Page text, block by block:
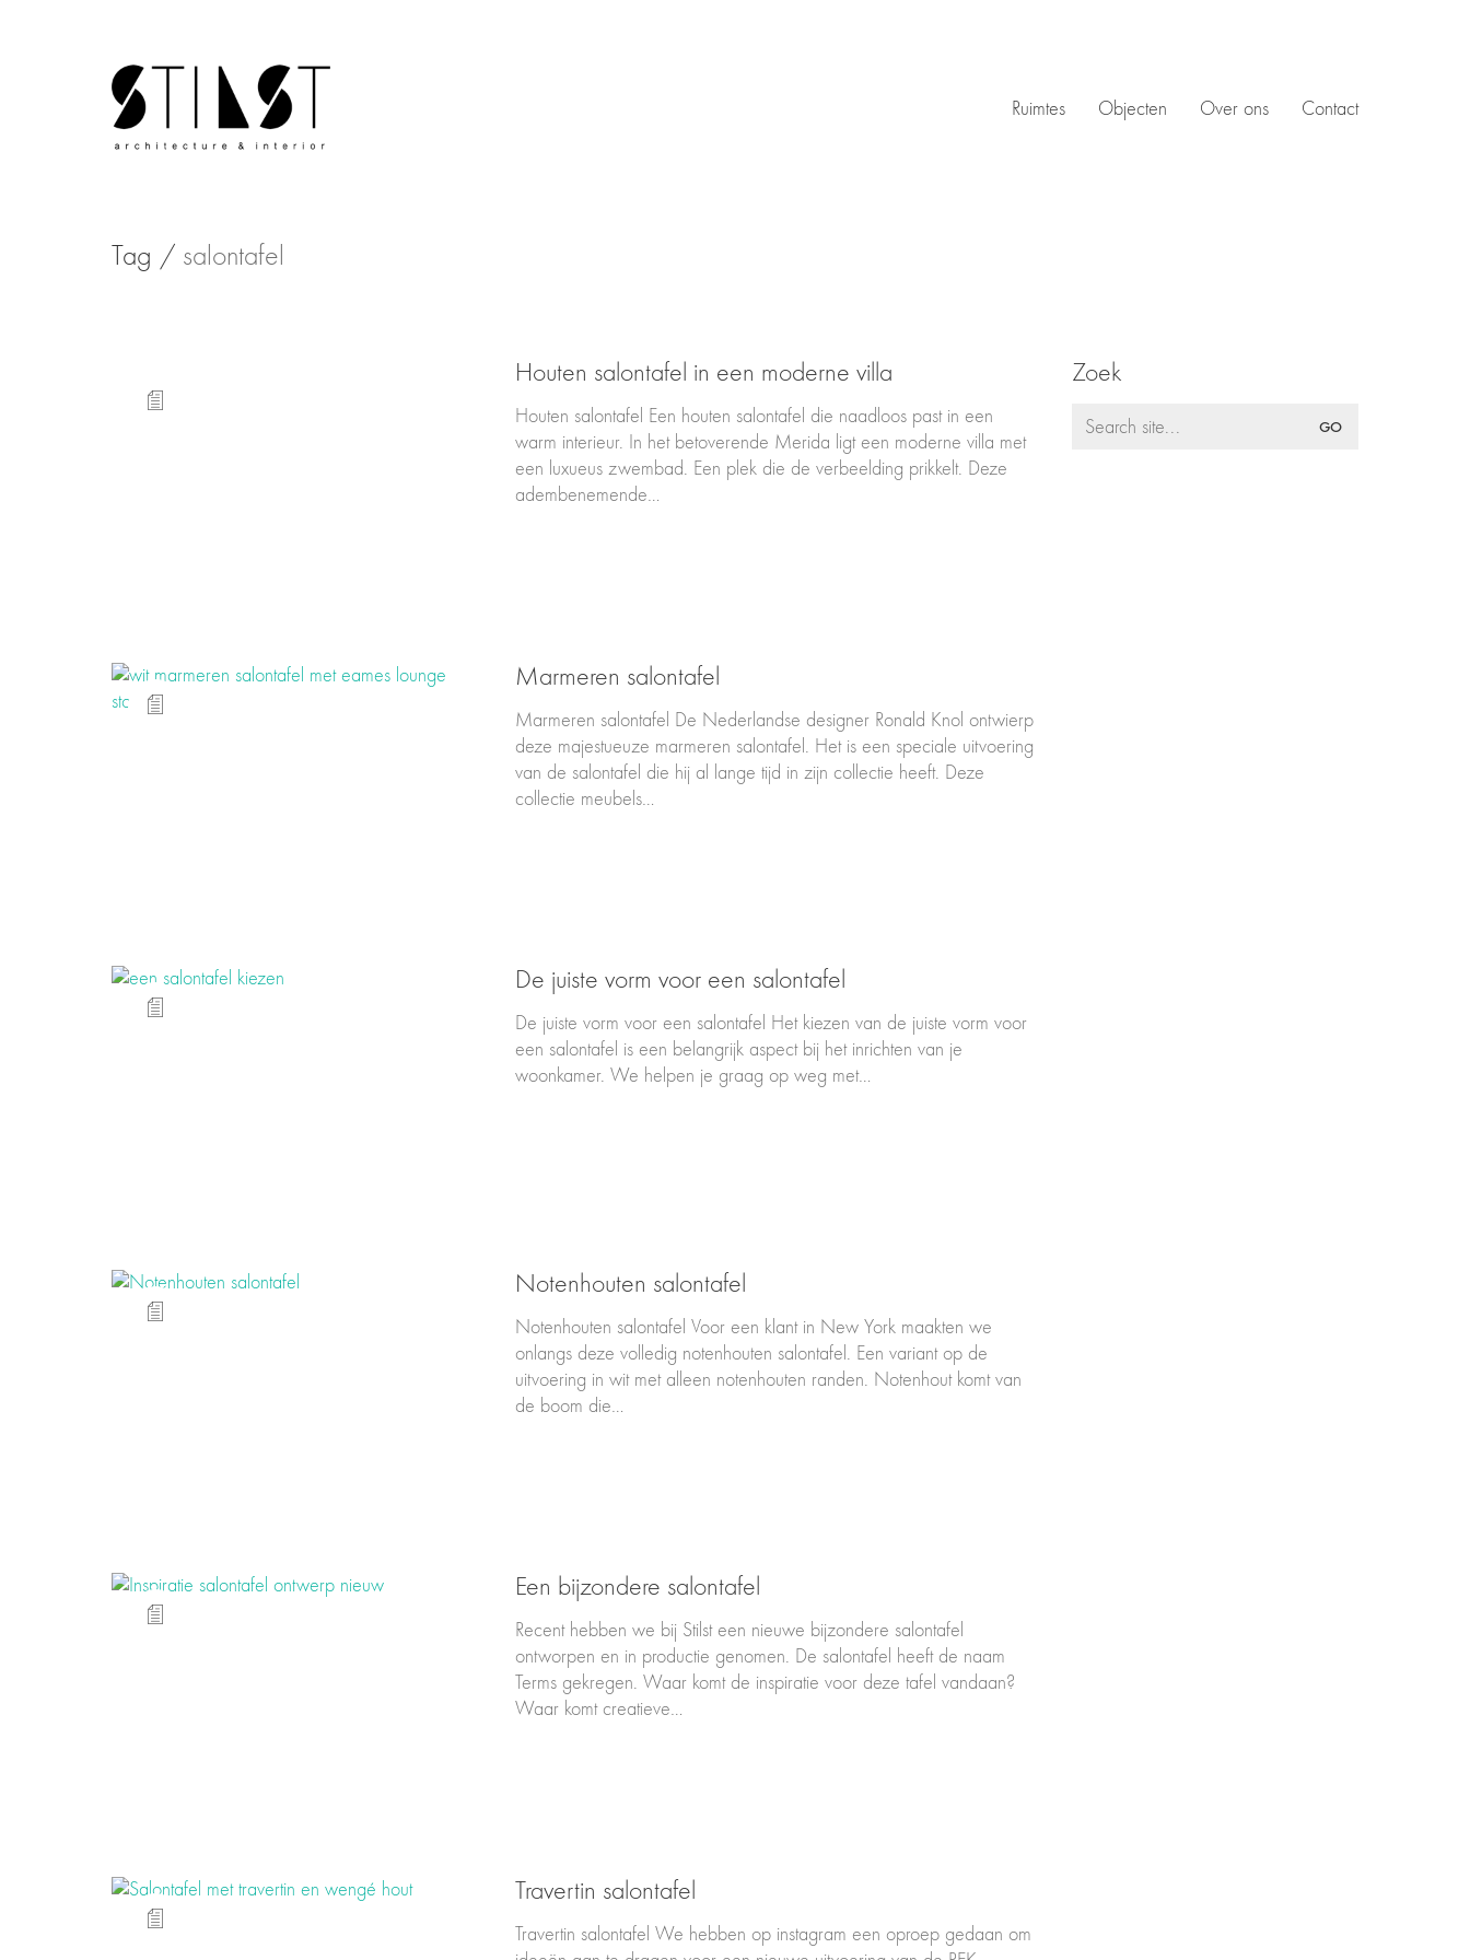
Ruimtes Objecten Over ons Contact
Tag / salontafel
Houten salontafel in een moderne villa
Houten salontafel Een houten salontafel die naadloos past in een
warm interieur. In het betoverende Merida ligt een moderne villa met
een luxueus zwembad. Een plek die de verbeelding prikkelt. Deze
adembenemende…
Marmeren salontafel
Marmeren salontafel De Nederlandse designer Ronald Knol ontwierp
deze majestueuze marmeren salontafel. Het is een speciale uitvoering
van de salontafel die hij al lange tijd in zijn collectie heeft. Deze
collectie meubels…
De juiste vorm voor een salontafel
De juiste vorm voor een salontafel Het kiezen van de juiste vorm voor
een salontafel is een belangrijk aspect bij het inrichten van je
woonkamer. We helpen je graag op weg met…
Notenhouten salontafel
Notenhouten salontafel Voor een klant in New York maakten we
onlangs deze volledig notenhouten salontafel. Een variant op de
uitvoering in wit met alleen notenhouten randen. Notenhout komt van
de boom die…
Een bijzondere salontafel
Recent hebben we bij Stilst een nieuwe bijzondere salontafel
ontworpen en in productie genomen. De salontafel heeft de naam
Terms gekregen. Waar komt de inspiratie voor deze tafel vandaan?
Waar komt creatieve…
Travertin salontafel
Travertin salontafel We hebben op instagram een oproep gedaan om
Zoek
Search